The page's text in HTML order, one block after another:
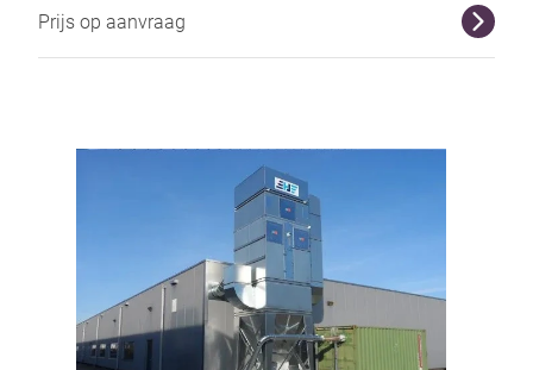
Prijs op aanvraag r